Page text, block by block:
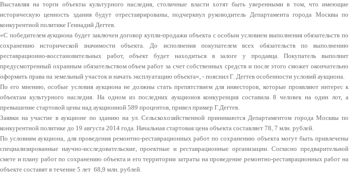
Выставляя на торги объекты культурного наследия, столичные власти хотят быть уверенными в том, что имеющие
историческую ценность здания будут отреставрированы, подчеркнул руководитель Департамента города Москвы по
конкурентной политике Геннадий Дегтев.
«С победителем аукциона будет заключен договор купли-продажи объекта с особым условием выполнения обязательств по
сохранению исторической значимости объекта. До исполнения покупателем всех обязательств по выполнению
реставрационно-восстановительных работ, объект будет находиться в залоге у продавца. Покупатель выполнит
предусмотренный охранным обязательством объем работ за счет собственных средств и после этого сможет окончательно
оформить права на земельный участок и начать эксплуатацию объекта», - пояснил Г. Дегтев особенности условий аукциона.
По его мнению, особые условия аукциона не должны стать препятствием для инвесторов, которые проявляют интерес к
объектам культурного наследия. На одном из последних аукционов конкуренция составила 8 человек на один лот, а
превышение стартовой цены над аукционной 589 процентов, привел пример Г.Дегтев.
Заявки на участие в аукционе по зданию на ул. Сельскохозяйственной принимаются Департаментом города Москвы по
конкурентной политике до 19 августа 2014 года. Начальная стартовая цена объекта составляет 78, 7 млн. рублей.
По условиям аукциона, для проведения ремонтно-реставрационных работ по сохранению объекта могут быть привлечены
специализированные научно-исследовательские, проектные и реставрационные организации. Согласно предварительной
смете и плану работ по сохранению объекта и его территории затраты на проведение ремонтно-реставрационных работ на
объекте составят в течение 5 лет 68,9 млн. рублей.